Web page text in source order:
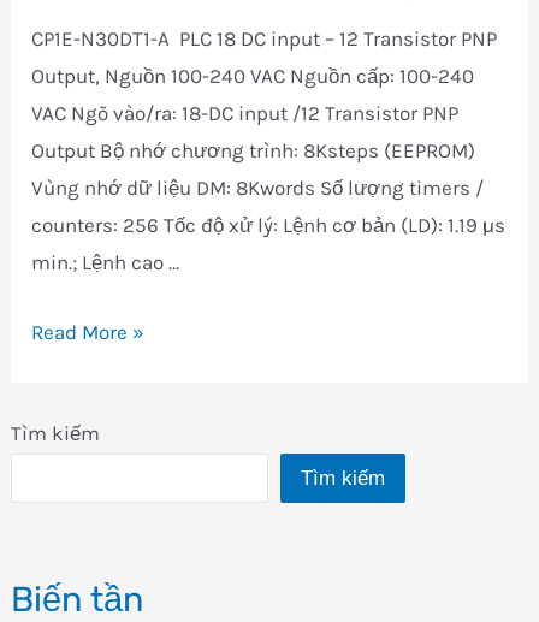
Tìm kiếm
Tìm kiếm
Biến tần
CP1E-N30DT1-A PLC 18 DC input – 12 Transistor PNP
Output, Nguồn 100-240 VAC Nguồn cấp: 100-240
VAC Ngõ vào/ra: 18-DC input /12 Transistor PNP
Output Bộ nhớ chương trình: 8Ksteps (EEPROM)
Vùng nhớ dữ liệu DM: 8Kwords Số lượng timers /
counters: 256 Tốc độ xử l‎ý: Lệnh cơ bản (LD): 1.19 µs
min.; Lệnh cao …
CP1E-
Read More »